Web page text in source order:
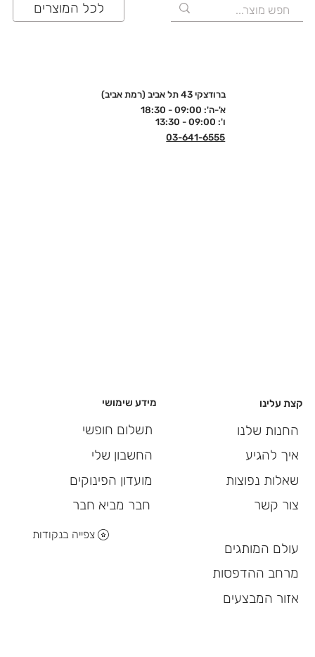
לכל המוצרים
ברודצקי 43 תל אביב (רמת אביב)
א'-ה': 09:00 - 18:30
ו': 09:00 - 13:30
03-641-6555
מידע שימושי
תשלום חופשי
החשבון שלי
מועדון הפינוקים
חבר מביא חבר
צפייה בנקודות
קצת עלינו
החנות שלנו
איך להגיע
שאלות נפוצות
צור קשר
עולם המותגים
מרחב ההדפסות
אזור המבצעים